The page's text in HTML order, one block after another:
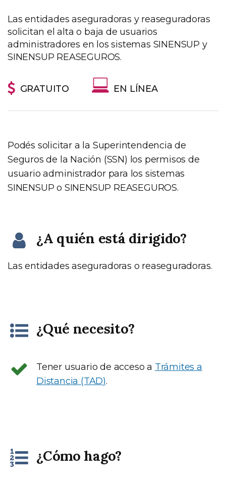
Las entidades aseguradoras y reaseguradoras
solicitan el alta o baja de usuarios
administradores en los sistemas SINENSUP y
SINENSUP REASEGUROS.
GRATUITO EN LÍNEA
Podés solicitar a la Superintendencia de
Seguros de la Nación (SSN) los permisos de
usuario administrador para los sistemas
SINENSUP o SINENSUP REASEGUROS.
¿A quién está dirigido?
Las entidades aseguradoras o reaseguradoras.
¿Qué necesito?
Tener usuario de acceso a Trámites a
Distancia (TAD).
¿Cómo hago?